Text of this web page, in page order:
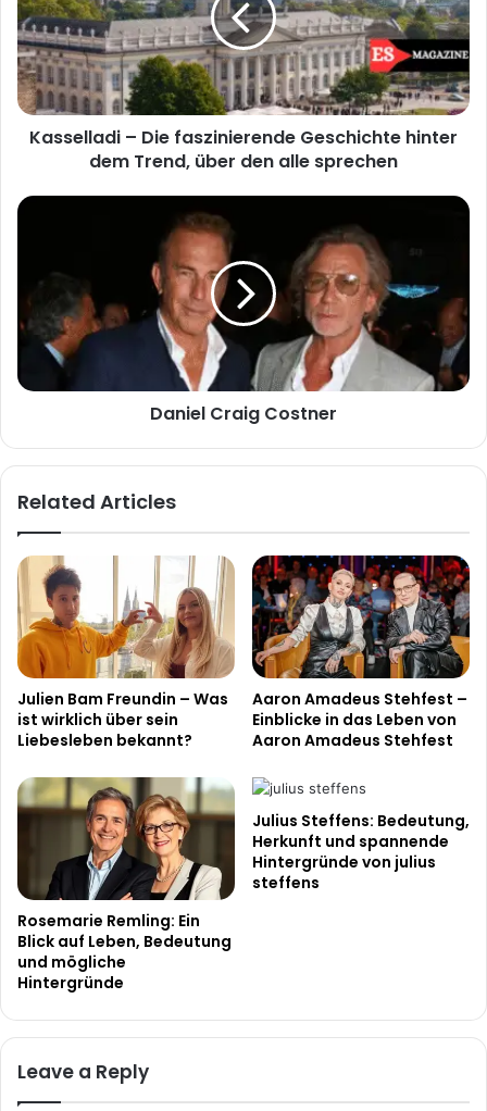
Geschichte
hinter
dem
Trend,
über
denKasselladi – Die faszinierende Geschichte hinter
dem Trend, über den alle sprechen
Daniel
Daniel Craig Costner
Related Articles
Julien Bam Freundin – Was
ist wirklich über sein
Liebesleben bekannt?
Aaron Amadeus Stehfest –
Einblicke in das Leben von
Aaron Amadeus Stehfest
Rosemarie Remling: Ein
Blick auf Leben, Bedeutung
und mögliche
Hintergründe
Julius Steffens: Bedeutung,
Herkunft und spannende
Hintergründe von julius
steffens
Leave a Reply